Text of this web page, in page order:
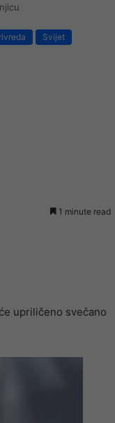
Svijet
1 minute read
upriličeno svečano